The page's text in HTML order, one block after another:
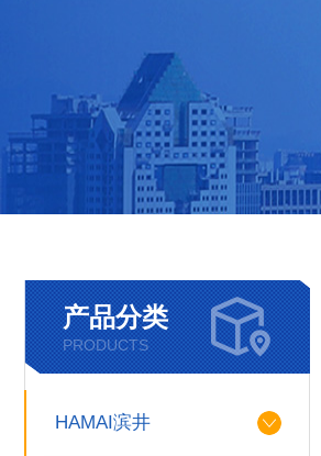
产品分类
PRODUCTS
HAMAI滨井